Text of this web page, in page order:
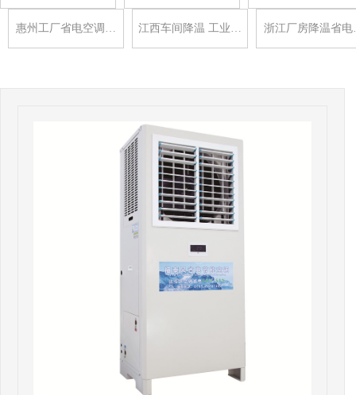
惠州工厂省电空调… 江西车间降温 工业… 浙江厂房降温省